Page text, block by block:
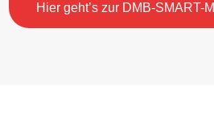
Hier geht’s zur DMB-SMART-